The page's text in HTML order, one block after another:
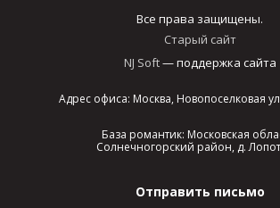
Все права защищены.
Старый сайт
NJ Soft— поддержка сайта
Адрес офиса: Москва, Новопоселковая
База романтик: Московская
Солнечногорский район, д.
Отправить письмо